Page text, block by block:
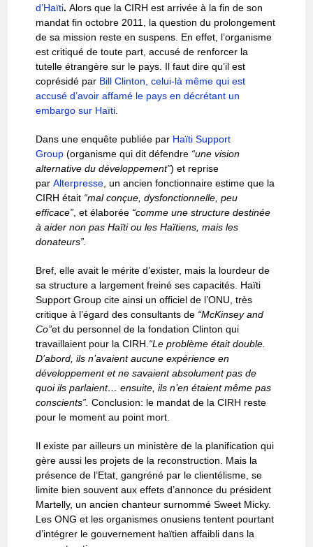
d’Haïti. Alors que la CIRH est arrivée à la fin de son
mandat fin octobre 2011, la question du prolongement
de sa mission reste en suspens. En effet, l’organisme
est critiqué de toute part, accusé de renforcer la
tutelle étrangère sur le pays. Il faut dire qu’il est
coprésidé par Bill Clinton, celui-là même qui est
accusé d’avoir affamé le pays en décrétant un
embargo sur Haïti.
Dans une enquête publiée par Haïti Support
Group (organisme qui dit défendre “une vision
alternative du développement”) et reprise
parAlterpresse, un ancien fonctionnaire estime que la
CIRH était “mal conçue, dysfonctionnelle, peu
efficace”, et élaborée “comme une structure destinée
à aider non pas Haïti ou les Haïtiens, mais les
donateurs”.
Bref, elle avait le mérite d’exister, mais la lourdeur de
sa structure a largement freiné ses capacités. Haïti
Support Group cite ainsi un officiel de l’ONU, très
critique à l’égard des consultants de “McKinsey and
Co”et du personnel de la fondation Clinton qui
travaillaient pour la CIRH.“Le problème était double.
D’abord, ils n’avaient aucune expérience en
développement et ne savaient absolument pas de
quoi ils parlaient… ensuite, ils n’en étaient même pas
conscients”. Conclusion: le mandat de la CIRH reste
pour le moment au point mort.
Il existe par ailleurs un ministère de la planification qui
gère aussi les projets de la reconstruction. Mais la
présence de l’Etat, gangréné par le clientélisme, se
limite bien souvent aux effets d’annonce du président
Martelly, un ancien chanteur surnommé Sweet Micky.
Les ONG et les organismes onusiens tentent pourtant
d’intégrer le gouvernement haïtien affaibli dans la